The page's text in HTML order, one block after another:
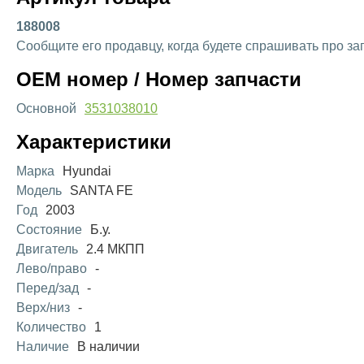
188008
Сообщите его продавцу, когда будете спрашивать про
OEM номер / Номер запчасти
Основной 3531038010
Характеристики
Марка
Hyundai
Модель
SANTA FE
Год
2003
Состояние
Б.у.
Двигатель
2.4 МКПП
Лево/право -
Перед/зад
-
Верх/низ -
Количество
1
Наличие
В наличии